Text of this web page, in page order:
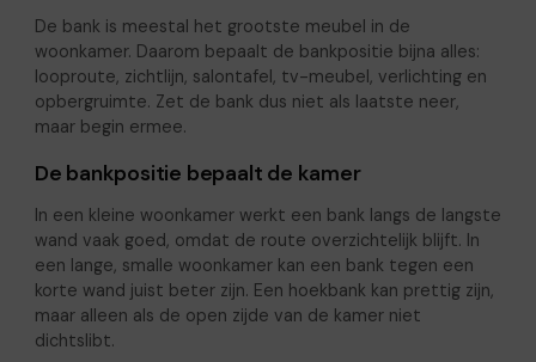
De bank is meestal het grootste meubel in de
woonkamer. Daarom bepaalt de bankpositie bijna alles:
looproute, zichtlijn, salontafel, tv-meubel, verlichting en
opbergruimte. Zet de bank dus niet als laatste neer,
maar begin ermee.
De bankpositie bepaalt de kamer
In een kleine woonkamer werkt een bank langs de langste
wand vaak goed, omdat de route overzichtelijk blijft. In
een lange, smalle woonkamer kan een bank tegen een
korte wand juist beter zijn. Een hoekbank kan prettig zijn,
maar alleen als de open zijde van de kamer niet
dichtslibt.